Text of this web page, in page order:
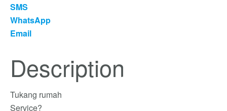
SMS
WhatsApp
Email
Description
Tukang rumah
Service?